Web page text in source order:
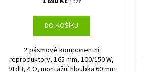
DO KOŠÍKU
2 pásmové komponentní
reproduktory, 165 mm, 100/150 W,
91dB, 4 Ω, montážní hloubka 60 mm